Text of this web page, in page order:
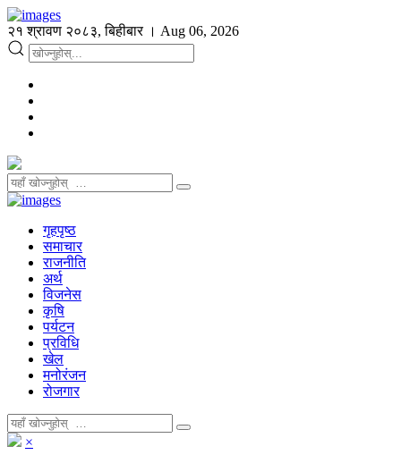
२१ श्रावण २०८३, बिहीबार । Aug 06, 2026
गृहपृष्ठ
समाचार
राजनीति
अर्थ
विजनेस
कृषि
पर्यटन
प्रविधि
खेल
मनोरंजन
रोजगार
×